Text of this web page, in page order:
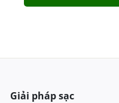
Giải pháp sạc